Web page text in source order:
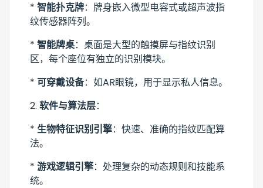
* 智能扑克牌：牌身嵌入微型电容式或超声波指
纹传感器阵列。
* 智能牌桌：桌面是大型的触摸屏与指纹识别
区，每个座位有独立的识别模块。
* 可穿戴设备：如AR眼镜，用于显示私人信息。
2. 软件与算法层：
* 生物特征识别引擎：快速、准确的指纹匹配算
法。
* 游戏逻辑引擎：处理复杂的动态规则和技能系
统。